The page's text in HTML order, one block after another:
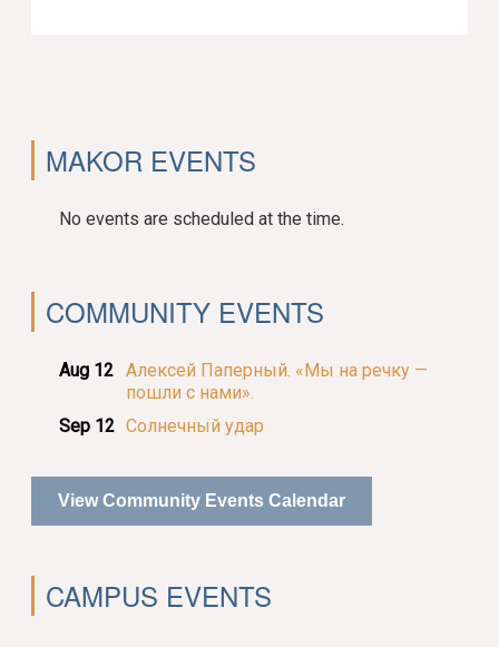
MAKOR EVENTS
No events are scheduled at the time.
COMMUNITY EVENTS
Aug 12 Алексей Паперный. «Мы на речку —
пошли с нами».
Sep 12 Солнечный удар
View Community Events Calendar
CAMPUS EVENTS